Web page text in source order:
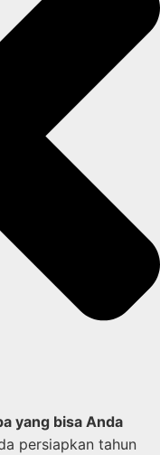
yang bisa Anda
persiapkan tahun